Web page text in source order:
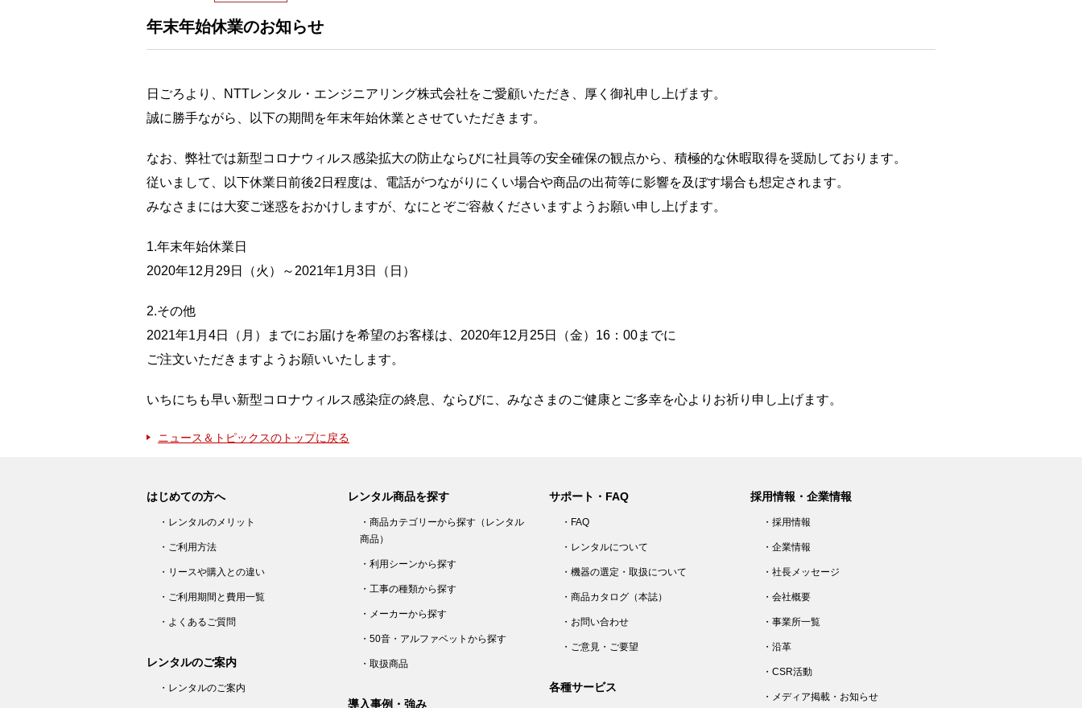
年末年始休業のお知らせ
日ごろより、NTTレンタル・エンジニアリング株式会社をご愛顧いただき、厚く御礼申し上げます。
誠に勝手ながら、以下の期間を年末年始休業とさせていただきます。
なお、弊社では新型コロナウィルス感染拡大の防止ならびに社員等の安全確保の観点から、積極的な休暇取得を奨励しております。
従いまして、以下休業日前後2日程度は、電話がつながりにくい場合や商品の出荷等に影響を及ぼす場合も想定されます。
みなさまには大変ご迷惑をおかけしますが、なにとぞご容赦くださいますようお願い申し上げます。
1.年末年始休業日
2020年12月29日（火）～2021年1月3日（日）
2.その他
2021年1月4日（月）までにお届けを希望のお客様は、2020年12月25日（金）16：00までに
ご注文いただきますようお願いいたします。
いちにちも早い新型コロナウィルス感染症の終息、ならびに、みなさまのご健康とご多幸を心よりお祈り申し上げます。
ニュース＆トピックスのトップに戻る
はじめての方へ
・レンタルのメリット
・ご利用方法
・リースや購入との違い
・ご利用期間と費用一覧
・よくあるご質問
レンタルのご案内
・レンタルのご案内
レンタル商品を探す
・商品カテゴリーから探す（レンタル
商品）
・利用シーンから探す
・工事の種類から探す
・メーカーから探す
・50音・アルファベットから探す
・取扱商品
導入事例・強み
サポート・FAQ
・FAQ
・レンタルについて
・機器の選定・取扱について
・商品カタログ（本誌）
・お問い合わせ
・ご意見・ご要望
各種サービス
採用情報・企業情報
・採用情報
・企業情報
・社長メッセージ
・会社概要
・事業所一覧
・沿革
・CSR活動
・メディア掲載・お知らせ